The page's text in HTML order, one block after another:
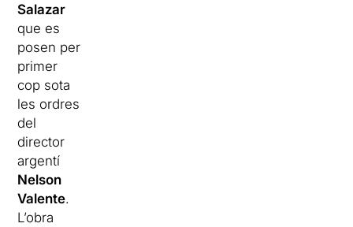
Salazar
que es
posen per
primer
cop sota
les ordres
del
director
argentí
Nelson
Valente.
L’obra